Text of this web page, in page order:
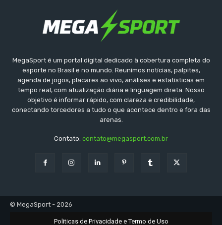
MegaSport é um portal digital dedicado à cobertura completa do
esporte no Brasil e no mundo. Reunimos notícias, palpites,
agenda de jogos, placares ao vivo, análises e estatísticas em
tempo real, com atualização diária e linguagem direta. Nosso
objetivo é informar rápido, com clareza e credibilidade,
conectando torcedores a tudo o que acontece dentro e fora das
arenas.
Contato: contato@megasport.com.br
© MegaSport - 2026
Politicas de Privacidade e Termo de Uso